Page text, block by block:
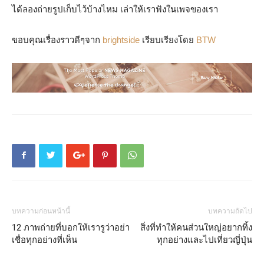
ได้ลองถ่ายรูปเก็บไว้บ้างไหม เล่าให้เราฟังในเพจของเรา
ขอบคุณเรื่องราวดีๆจาก brightside เรียบเรียงโดย BTW
บทความก่อนหน้านี้
12 ภาพถ่ายที่บอกให้เรารูว่าอย่า
เชื่อทุกอย่างที่เห็น
บทความถัดไป
สิ่งที่ทำให้คนส่วนใหญ่อยากทิ้ง
ทุกอย่างและไปเที่ยวญี่ปุ่น